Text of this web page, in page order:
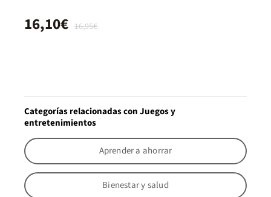
16,95€
16,10€
Categorías relacionadas con Juegos y
entretenimientos
Aprender a ahorrar
Bienestar y salud